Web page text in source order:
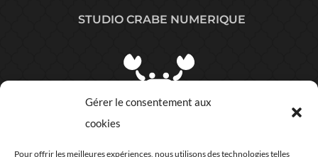
Gérer le consentement aux
cookies
Pour offrir les meilleures expériences, nous utilisons des technologies telles
STUDIO CRABE NUMERIQUE